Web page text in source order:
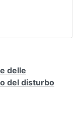
delle
del disturbo